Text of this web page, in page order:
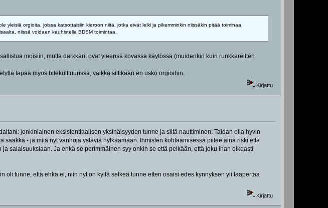
yleisiä orgioita, joissa katsottaisiin kieroon niitä, jotka eivät leiki ja pikemminkin niissäkin pitää toiminaa
niissä voidaan kauhistella BDSM toimintaa.
moisiin, mutta darkkarit ovat yleensä kovassa käytössä (muidenkin kuin runkkareitten
tapaa myös bilekulttuurissa, vaikka siltikään en usko orgioihin.
Kirjattu
jonkinlainen eksistentiaalisen yksinäisyyden tunne ja siitä nauttiminen. Taidan olla hyvin
- ja mitä nyt vanhoja ystäviä hylkäämään. Ihmisten kohtaamisessa piilee aina riski että
salaisuuksiaan. Ja ehkä se perimmäinen syy onkin se että pelkään, että joku ihan oikeasti
oli tunne, että ehkä ei, niin nyt on kyllä selkeä tunne etten osaisi edes kynnyksen yli taapertaa
Kirjattu